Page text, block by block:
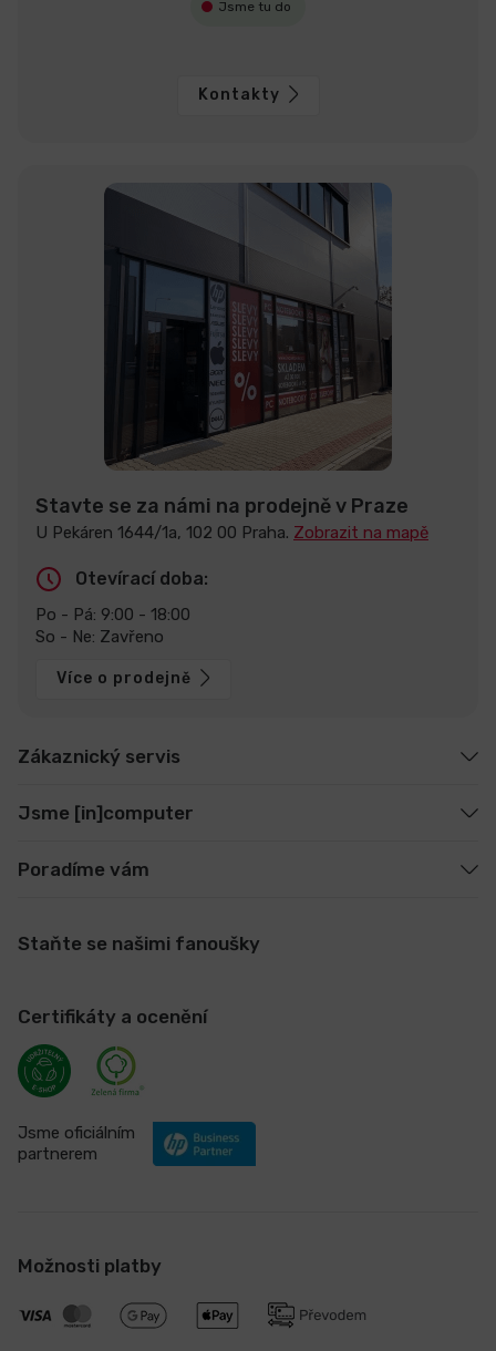
Jsme tu do
Kontakty
Stavte se za námi na prodejně v Praze
U Pekáren 1644/1a, 102 00 Praha. Zobrazit na mapě
Otevírací doba:
Po - Pá: 9:00 - 18:00
So - Ne: Zavřeno
Více o prodejně
Zákaznický servis
Jsme [in]computer
Poradíme vám
Staňte se našimi fanoušky
Certifikáty a ocenění
Jsme oficiálním
partnerem
Možnosti platby